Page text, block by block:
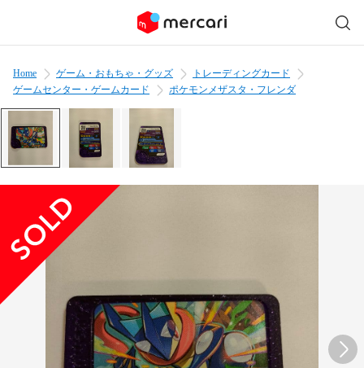
Home ゲーム・おもちゃ・グッズ
トレーディングカード
ゲームセンター・ゲームカード
ポケモンメザスタ・フレンダ